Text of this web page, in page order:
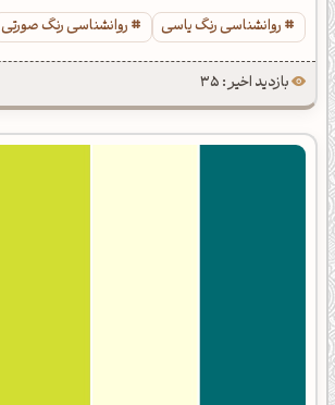
روانشناسی رنگ یاسی
روانشناسی رنگ صورتی
بازدید اخیر : 35